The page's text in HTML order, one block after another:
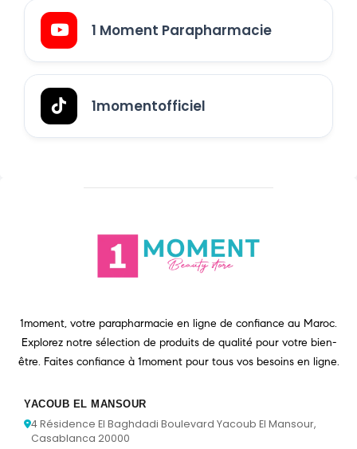
1 Moment Parapharmacie
1momentofficiel
1moment, votre parapharmacie en ligne de confiance au Maroc.
Explorez notre sélection de produits de qualité pour votre bien-
être. Faites confiance à 1moment pour tous vos besoins en ligne.
YACOUB EL MANSOUR
4 Résidence El Baghdadi Boulevard Yacoub El Mansour,
Casablanca 20000